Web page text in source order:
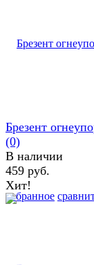
избранное
Брезент
(0)
В наличии
459 руб.
Хит!